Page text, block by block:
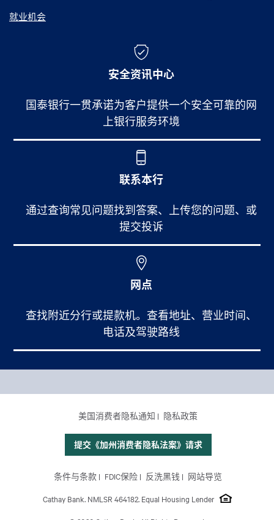
就业机会
安全资讯中心
国泰银行一贯承诺为客户提供一个安全可靠的网
上银行服务环境
联系本行
通过查询常见问题找到答案、上传您的问题、或
提交投诉
网点
查找附近分行或提款机。查看地址、营业时间、
电话及驾驶路线
个人银行
美国消费者隐私通知 隐私政策
提交《加州消费者隐私法案》请求
Footer Site Map
条件与条款 FDIC保险 反洗黑钱 网站导览
Cathay Bank. NMLSR 464182. Equal Housing Lender